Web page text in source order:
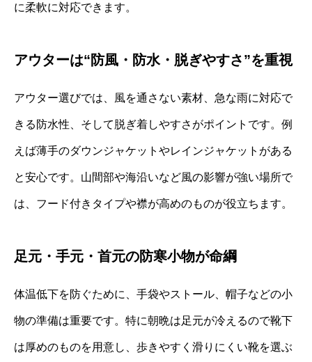
に柔軟に対応できます。
アウターは“防風・防水・脱ぎやすさ”を重視
アウター選びでは、風を通さない素材、急な雨に対応で
きる防水性、そして脱ぎ着しやすさがポイントです。例
えば薄手のダウンジャケットやレインジャケットがある
と安心です。山間部や海沿いなど風の影響が強い場所で
は、フード付きタイプや襟が高めのものが役立ちます。
足元・手元・首元の防寒小物が命綱
体温低下を防ぐために、手袋やストール、帽子などの小
物の準備は重要です。特に朝晩は足元が冷えるので靴下
は厚めのものを用意し、歩きやすく滑りにくい靴を選ぶ